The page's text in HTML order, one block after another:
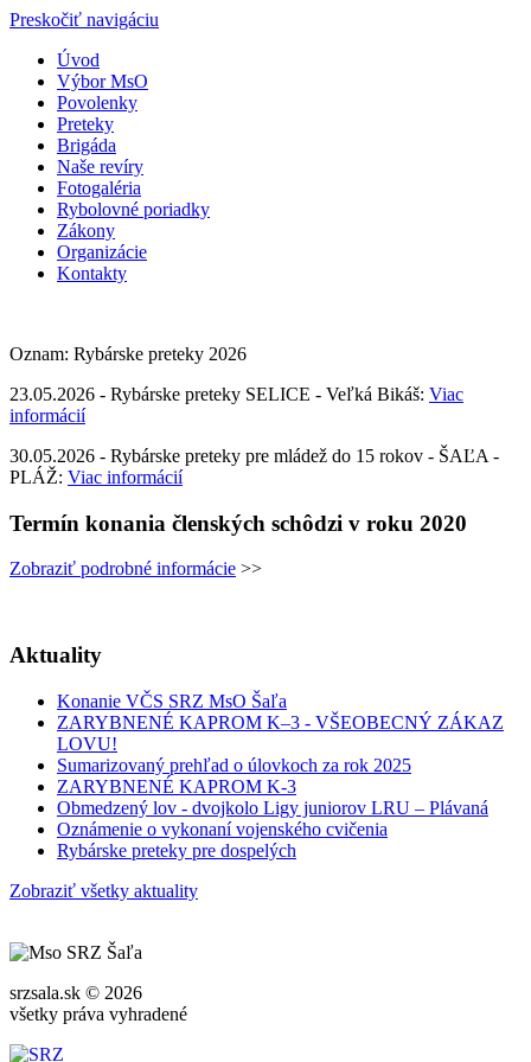
Preskočiť navigáciu
Úvod
Výbor MsO
Povolenky
Preteky
Brigáda
Naše revíry
Fotogaléria
Rybolovné poriadky
Zákony
Organizácie
Kontakty
Oznam: Rybárske preteky 2026
23.05.2026 - Rybárske preteky SELICE - Veľká Bikáš: Viac
informácií
30.05.2026 - Rybárske preteky pre mládež do 15 rokov - ŠAĽA -
PLÁŽ: Viac informácií
Termín konania členských schôdzi v roku 2020
Zobraziť podrobné informácie >>
Aktuality
Konanie VČS SRZ MsO Šaľa
ZARYBNENÉ KAPROM K–3 - VŠEOBECNÝ ZÁKAZ
LOVU!
Sumarizovaný prehľad o úlovkoch za rok 2025
ZARYBNENÉ KAPROM K-3
Obmedzený lov - dvojkolo Ligy juniorov LRU – Plávaná
Oznámenie o vykonaní vojenského cvičenia
Rybárske preteky pre dospelých
Zobraziť všetky aktuality
srzsala.sk © 2026
všetky práva vyhradené